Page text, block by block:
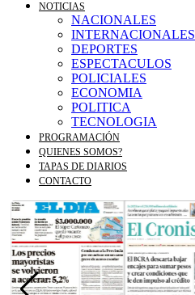
NOTICIAS
NACIONALES
INTERNACIONALES
DEPORTES
ESPECTACULOS
POLICIALES
ECONOMIA
POLITICA
TECNOLOGIA
PROGRAMACIÓN
QUIENES SOMOS?
TAPAS DE DIARIOS
CONTACTO